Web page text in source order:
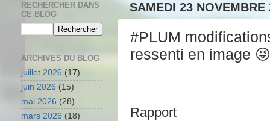
SAMEDI 23 NOVEMBRE
#PLUM
ressenti en image
Rapport
RECHERCHER DANS
CE BLOG
ARCHIVES DU BLOG
juillet 2026 (17)
juin 2026 (15)
mai 2026 (28)
mars 2026 (18)